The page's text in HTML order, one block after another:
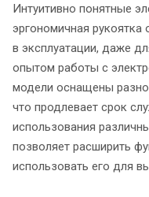
Интуитивно понятные
эргономичная
в эксплуатации, даже
опытом работы с
модели оснащены
что продлевает срок
использования
позволяет расширить
использовать его для